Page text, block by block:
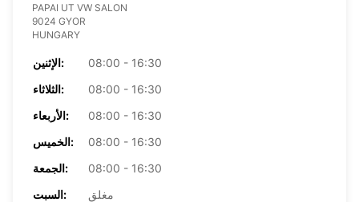
PAPAI UT VW SALON
9024 GYOR
HUNGARY
الإثنين:
08:00 - 16:30
الثلاثاء:
08:00 - 16:30
الأربعاء:
08:00 - 16:30
الخميس:
08:00 - 16:30
الجمعة:
08:00 - 16:30
السبت:
مغلق